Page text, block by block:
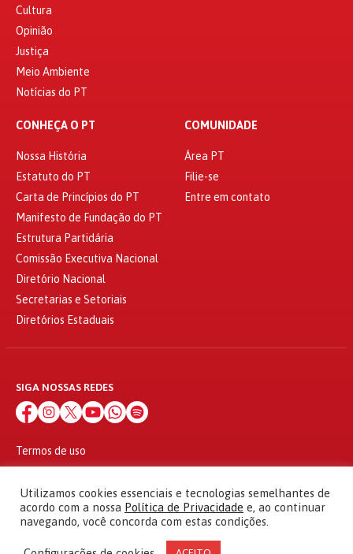
Cultura
Opinião
Justiça
Meio Ambiente
Notícias do PT
CONHEÇA O PT
Nossa História
Estatuto do PT
Carta de Princípios do PT
Manifesto de Fundação do PT
Estrutura Partidária
Comissão Executiva Nacional
Diretório Nacional
Secretarias e Setoriais
Diretórios Estaduais
COMUNIDADE
Área PT
Filie-se
Entre em contato
SIGA NOSSAS REDES
Termos de uso
Política de privacidade
© 2010 - 2026
Partido dos Trabalhadores Todos os direitos reservados
Utilizamos cookies essenciais e tecnologias semelhantes de
acordo com a nossa Política de Privacidade e, ao continuar
navegando, você concorda com estas condições.